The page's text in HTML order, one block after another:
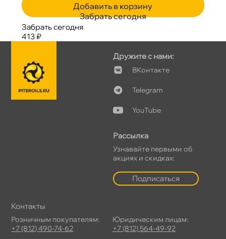
Добавить в корзину
Забрать сегодня
Забрать сегодня
413 ₽
Дружите с нами:
Контакте
Telegram
YouTube
Рассылка
Узнавайте первыми о
акциях и скидках:
Подписаться
Контакты
Розничным покупателям:
+7 (812) 490-74-62
Юридическим лицам:
+7 (812) 564-49-92